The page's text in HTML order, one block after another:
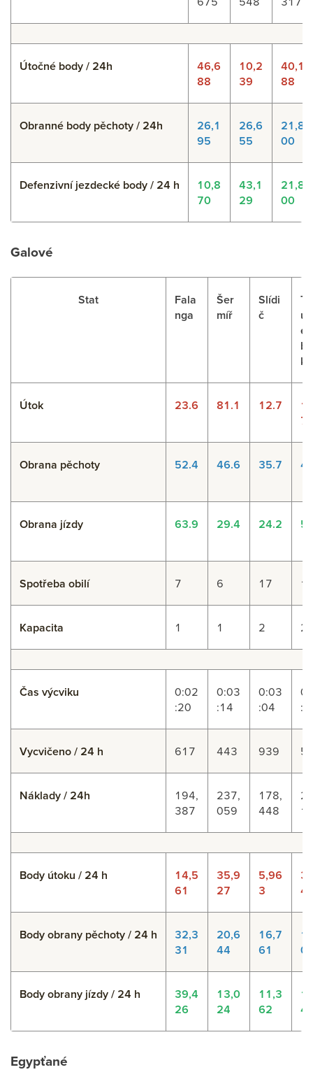
Útočné body / 24h
46,6
88
10,2
39
40,1
88
Obranné body pěchoty / 24h
26,1
95
26,6
55
21,8
00
Defenzivní jezdecké body / 24 h
10,8
70
43,1
29
21,8
00
Galové
Stat
Fala
nga
Šer
míř
Slídi
č
es
k
Útok 23.6 81.1 12.7
7
Obrana pěchoty 52.4 46.6 35.7
Obrana jízdy 63.9 29.4 24.2
Spotřeba obilí 7 6 17
Kapacita 1 1 2 2
Čas výcviku
0:02
:20
0:03
:14
0:03
:04
Vycvičeno / 24 h 617 443 939
Náklady / 24h
194,
387
237,
059
178,
448
Body útoku / 24 h
14,5
61
35,9
27
5,96
3
Body obrany pěchoty / 24 h
32,3
31
20,6
44
16,7
61
Body obrany jízdy / 24 h
39,4
26
13,0
24
11,3
62
Egypťané